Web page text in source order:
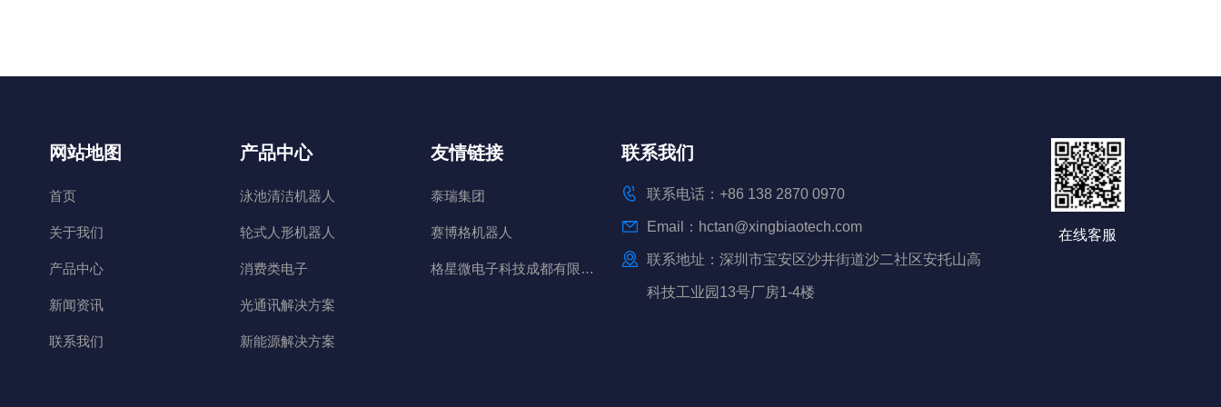
网站地图
首页
关于我们
产品中心
新闻资讯
联系我们
产品中心
泳池清洁机器人
轮式人形机器人
消费类电子
光通讯解决方案
新能源解决方案
友情链接
泰瑞集团
赛博格机器人
格星微电子科技成都有限公司
联系我们
联系电话：+86 138 2870 0970
Email：hctan@xingbiaotech.com
联系地址：深圳市宝安区沙井街道沙二社区安托山高
科技工业园13号厂房1-4楼
在线客服